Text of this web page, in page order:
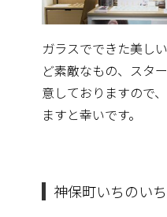
ガラスでできた美し
ど素敵なもの、スタ
意しておりますので
ますと幸いです。
神保町いちのい